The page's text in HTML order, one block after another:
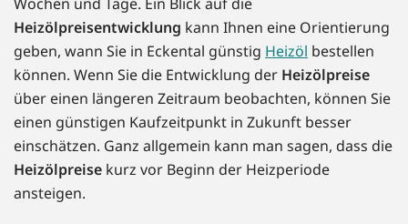
Heizölpreisentwicklung kann Ihnen eine Orientierung
geben, wann Sie in Eckental günstig Heizöl bestellen
können. Wenn Sie die Entwicklung der Heizölpreise
über einen längeren Zeitraum beobachten, können Sie
einen günstigen Kaufzeitpunkt in Zukunft besser
einschätzen. Ganz allgemein kann man sagen, dass die
Heizölpreise kurz vor Beginn der Heizperiode
ansteigen.